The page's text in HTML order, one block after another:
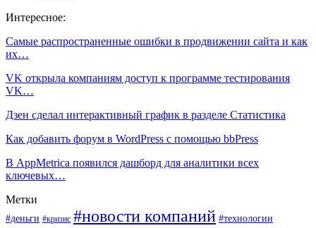
Интересное:
Самые распространенные ошибки в продвижении сайта и как
их…
VK открыла компаниям доступ к программе тестирования
VK…
Дзен сделал интерактивный график в разделе Статистика
Как добавить форум в WordPress с помощью bbPress
В AppMetrica появился дашборд для аналитики всех
ключевых…
Метки
#деньги #кризис #новости компаний #технологии